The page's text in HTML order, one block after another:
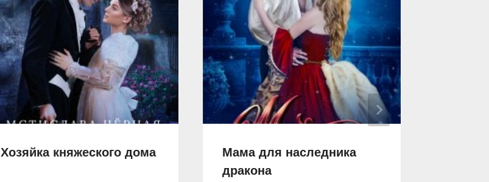
Хозяйка княжеского дома
Мама для наследника
дракона